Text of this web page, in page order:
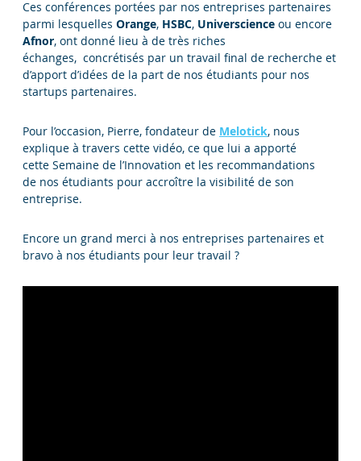
Ces conférences portées par nos entreprises partenaires
parmi lesquelles Orange, HSBC, Universcience ou encore
Afnor, ont donné lieu à de très riches
échanges, concrétisés par un travail final de recherche et
d’apport d’idées de la part de nos étudiants pour nos
startups partenaires.
Pour l’occasion, Pierre, fondateur de Melotick, nous
explique à travers cette vidéo, ce que lui a apporté
cette Semaine de l’Innovation et les recommandations
de nos étudiants pour accroître la visibilité de son
entreprise.
Encore un grand merci à nos entreprises partenaires et
bravo à nos étudiants pour leur travail ?